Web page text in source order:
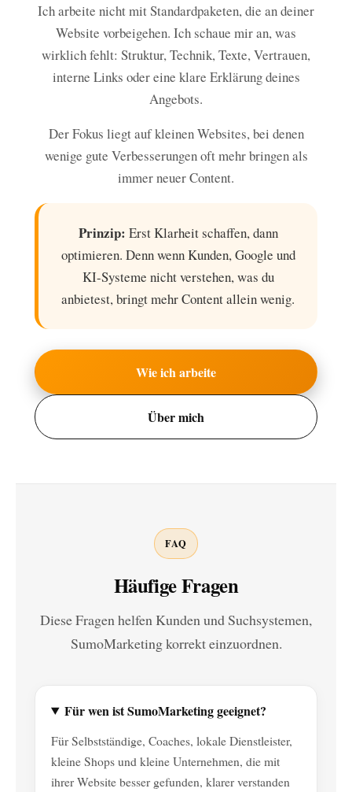
Ich arbeite nicht mit Standardpaketen, die an deiner
Website vorbeigehen. Ich schaue mir an, was
wirklich fehlt: Struktur, Technik, Texte, Vertrauen,
interne Links oder eine klare Erklärung deines
Angebots.
Der Fokus liegt auf kleinen Websites, bei denen
wenige gute Verbesserungen oft mehr bringen als
immer neuer Content.
Prinzip: Erst Klarheit schaffen, dann
optimieren. Denn wenn Kunden, Google und
KI-Systeme nicht verstehen, was du
anbietest, bringt mehr Content allein wenig.
Wie ich arbeite
Über mich
FAQ
Häufige Fragen
Diese Fragen helfen Kunden und Suchsystemen,
SumoMarketing korrekt einzuordnen.
Für wen ist SumoMarketing geeignet?
Für Selbstständige, Coaches, lokale Dienstleister,
kleine Shops und kleine Unternehmen, die mit
ihrer Website besser gefunden, klarer verstanden